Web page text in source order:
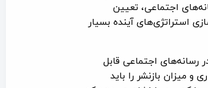
اجتماعی، تعیین
استراتژی‌های آینده بسیار
رسانه‌های اجتماعی قابل
و میزان بازنشر را باید